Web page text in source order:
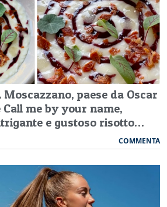
Moscazzano, paese da Oscar
me by your name,
e gustoso risotto…
COMMENTA